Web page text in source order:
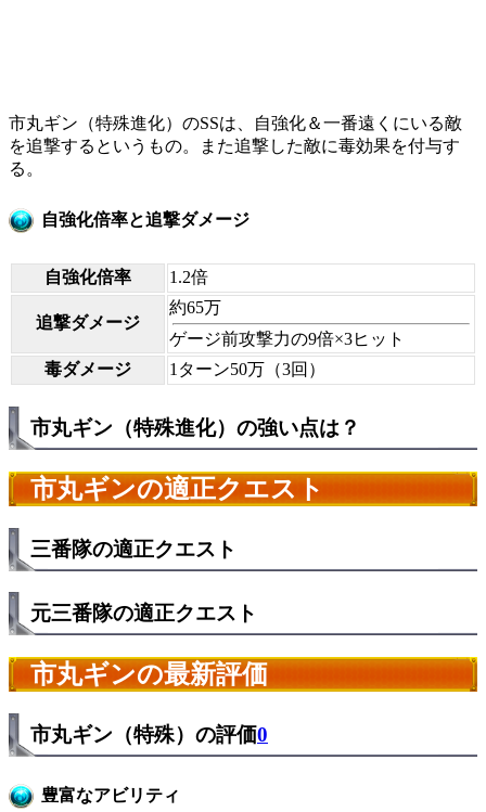
市丸ギン（特殊進化）のSSは、自強化＆一番遠くにいる敵
を追撃するというもの。また追撃した敵に毒効果を付与す
る。
自強化倍率と追撃ダメージ
自強化倍率 1.2倍
追撃ダメージ
約65万
ゲージ前攻撃力の9倍×3ヒット
毒ダメージ
1ターン50万（3回）
市丸ギン（特殊進化）の強い点は？
市丸ギンの適正クエスト
三番隊の適正クエスト
元三番隊の適正クエスト
市丸ギンの最新評価
市丸ギン（特殊）の評価0
豊富なアビリティ